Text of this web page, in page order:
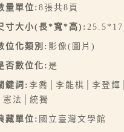
量單位:8張共8頁
寸大小(長*寬*高):
位化類別: 影像(圖片)
否數位化: 是
鍵詞: 李喬│李能棋│李登輝
│憲法│統獨
藏單位: 國立臺灣文學館